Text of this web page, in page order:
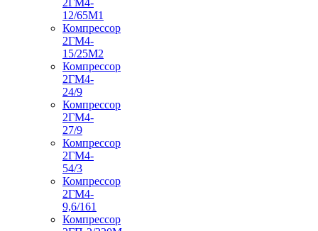
12/65М1
Компрессор
2ГМ4-
15/25М2
Компрессор
2ГМ4-
24/9
Компрессор
2ГМ4-
27/9
Компрессор
2ГМ4-
54/3
Компрессор
2ГМ4-
9,6/161
Компрессор